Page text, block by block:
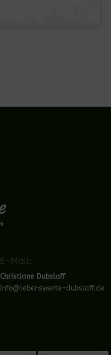
E-Mail:
Christiane Dubslaff
info@lebenswerte-dubslaff.de